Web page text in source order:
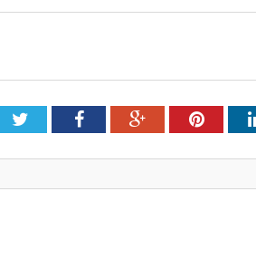
TwitterFacebookGoogle+